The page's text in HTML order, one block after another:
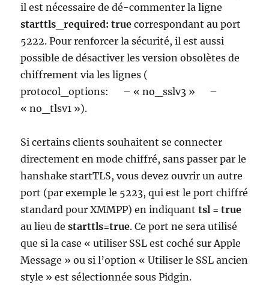
il est nécessaire de dé-commenter la ligne
starttls_required: true correspondant au port
5222. Pour renforcer la sécurité, il est aussi
possible de désactiver les version obsolètes de
chiffrement via les lignes (
protocol_options: – « no_sslv3 » –
« no_tlsv1 »).
Si certains clients souhaitent se connecter
directement en mode chiffré, sans passer par le
hanshake startTLS, vous devez ouvrir un autre
port (par exemple le 5223, qui est le port chiffré
standard pour XMMPP) en indiquanttsl = true
au lieu destarttls=true. Ce port ne sera utilisé
que si la case « utiliser SSL est coché sur Apple
Message » ou si l’option « Utiliser le SSL ancien
style » est sélectionnée sous Pidgin.